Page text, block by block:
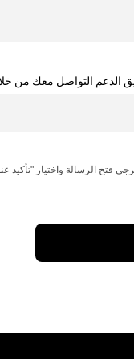
الدعم التواصل معك من